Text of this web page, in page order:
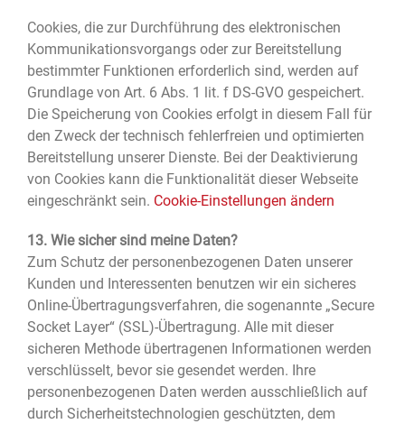
Cookies, die zur Durchführung des elektronischen
Kommunikationsvorgangs oder zur Bereitstellung
bestimmter Funktionen erforderlich sind, werden auf
Grundlage von Art. 6 Abs. 1 lit. f DS-GVO gespeichert.
Die Speicherung von Cookies erfolgt in diesem Fall für
den Zweck der technisch fehlerfreien und optimierten
Bereitstellung unserer Dienste. Bei der Deaktivierung
von Cookies kann die Funktionalität dieser Webseite
eingeschränkt sein. Cookie-Einstellungen ändern
13. Wie sicher sind meine Daten?
Zum Schutz der personenbezogenen Daten unserer
Kunden und Interessenten benutzen wir ein sicheres
Online-Übertragungsverfahren, die sogenannte „Secure
Socket Layer“ (SSL)-Übertragung. Alle mit dieser
sicheren Methode übertragenen Informationen werden
verschlüsselt, bevor sie gesendet werden. Ihre
personenbezogenen Daten werden ausschließlich auf
durch Sicherheitstechnologien geschützten, dem